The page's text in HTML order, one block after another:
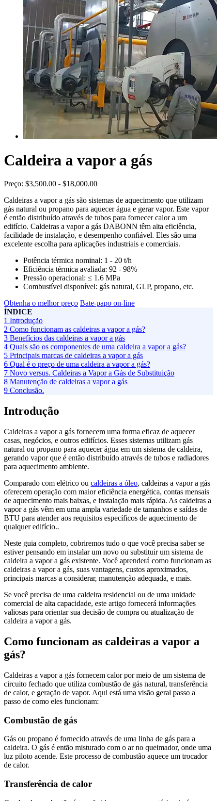
Caldeira a vapor a gás
Preço: $3,500.00 - $18,000.00
Caldeiras a vapor a gás são sistemas de aquecimento que utilizam
gás natural ou propano para aquecer água e gerar vapor. Este vapor
é então distribuído através de tubos para fornecer calor a um
edifício. Caldeiras a vapor a gás DABONN têm alta eficiência,
facilidade de instalação, e desempenho confiável. Eles são uma
excelente escolha para aplicações industriais e comerciais.
Potência térmica nominal: 1 - 20 t/h
Eficiência térmica avaliada: 92 - 98%
Pressão operacional: ≤ 1.6 MPa
Combustível disponível: gás natural, GLP, propano, etc.
Obtenha o melhor preço Bate-papo on-line
ÍNDICE
1 Introdução
2 Como funcionam as caldeiras a vapor a gás?
3 Benefícios das caldeiras a vapor a gás
4 Quais são os componentes de uma caldeira a vapor a gás?
5 Principais marcas de caldeiras a vapor a gás
6 Qual é o preço de uma caldeira a vapor a gás?
7 Novo versus. Caldeiras a Vapor a Gás de Substituição
8 Manutenção de caldeiras a vapor a gás
9 Conclusão.
Introdução
Caldeiras a vapor a gás fornecem uma forma eficaz de aquecer
casas, negócios, e outros edifícios. Esses sistemas utilizam gás
natural ou propano para aquecer água em um sistema de caldeira,
gerando vapor que é então distribuído através de tubos e radiadores
para aquecimento ambiente.
Comparado com elétrico ou caldeiras a óleo, caldeiras a vapor a gás
oferecem operação com maior eficiência energética, contas mensais
de aquecimento mais baixas, e instalação mais rápida. As caldeiras a
vapor a gás vêm em uma ampla variedade de tamanhos e saídas de
BTU para atender aos requisitos específicos de aquecimento de
qualquer edifício..
Neste guia completo, cobriremos tudo o que você precisa saber se
estiver pensando em instalar um novo ou substituir um sistema de
caldeira a vapor a gás existente. Você aprenderá como funcionam as
caldeiras a vapor a gás, suas vantagens, custos aproximados,
principais marcas a considerar, manutenção adequada, e mais.
Se você precisa de uma caldeira residencial ou de uma unidade
comercial de alta capacidade, este artigo fornecerá informações
valiosas para orientar sua decisão de compra ou atualização de
caldeira a vapor a gás.
Como funcionam as caldeiras a vapor a
gás?
Caldeiras a vapor a gás fornecem calor por meio de um sistema de
circuito fechado que utiliza combustão de gás natural, transferência
de calor, e geração de vapor. Aqui está uma visão geral passo a
passo de como eles funcionam:
Combustão de gás
Gás ou propano é fornecido através de uma linha de gás para a
caldeira. O gás é então misturado com o ar no queimador, onde uma
luz piloto acende. Este processo de combustão aquece um trocador
de calor.
Transferência de calor